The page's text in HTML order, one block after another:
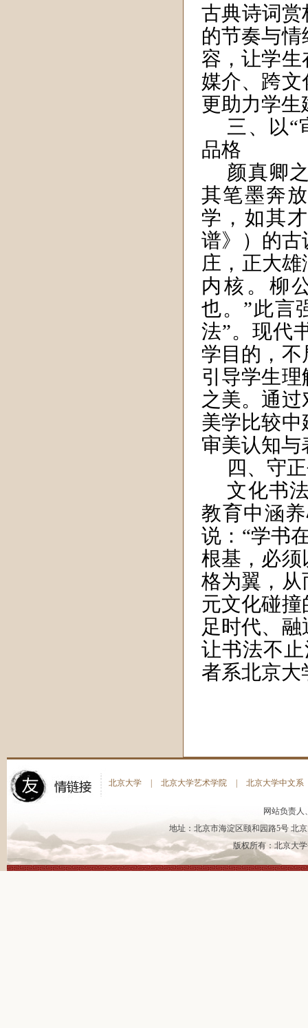
古典诗词赏
的节奏与
容，让学
媒介、跨
更助力学生
三、以“
品格
颜真卿
其笔墨奔
学，如其
谱》）的古
庄，正大
内核。柳
也。”此言
法”。现代
学目的，
引导学生
之美。通
美学比较
审美认知与
四、 守
文化书
教育中涵
说：“学书
根基，必须
格为翼，从
元文化碰
足时代、
让书法不
者系北京大
北京大学 北京大学艺术学院 北京大学中文系
网站负责
地址：北京市海淀区颐和园路5号 北
版权所有：北京大